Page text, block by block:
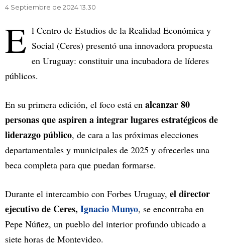
4 Septiembre de 2024 13.30
E l Centro de Estudios de la Realidad Económica y
Social (Ceres) presentó una innovadora propuesta
en Uruguay: constituir una incubadora de líderes
públicos.
En su primera edición, el foco está en alcanzar 80
personas que aspiren a integrar lugares estratégicos de
liderazgo público, de cara a las próximas elecciones
departamentales y municipales de 2025 y ofrecerles una
beca completa para que puedan formarse.
Durante el intercambio con Forbes Uruguay, el director
ejecutivo de Ceres, Ignacio Munyo, se encontraba en
Pepe Núñez, un pueblo del interior profundo ubicado a
siete horas de Montevideo.